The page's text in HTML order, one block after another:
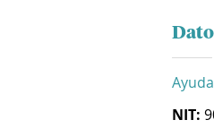
Ayuda
NIT: